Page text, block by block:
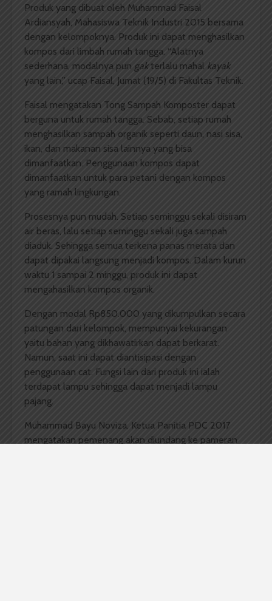
Produk yang dibuat oleh Muhammad Faisal
Ardiansyah, Mahasiswa Teknik Industri 2015 bersama
dengan kelompoknya. Produk ini dapat menghasilkan
kompos dari limbah rumah tangga. “Alatnya
sederhana, modalnya pun gakterlalu mahal kayak
yang lain,” ucap Faisal, Jumat (19/5) di Fakultas Teknik.
Faisal mengatakan Tong Sampah Komposter dapat
berguna untuk rumah tangga. Sebab, setiap rumah
menghasilkan sampah organik seperti daun, nasi sisa,
ikan, dan makanan sisa lainnya yang bisa
dimanfaatkan. Penggunaan kompos dapat
dimanfaatkan untuk para petani dengan kompos
yang ramah lingkungan.
Prosesnya pun mudah. Setiap seminggu sekali disiram
air beras, lalu setiap seminggu sekali juga sampah
diaduk. Sehingga semua terkena panas merata dan
dapat dipakai langsung menjadi kompos. Dalam kurun
waktu 1 sampai 2 minggu, produk ini dapat
mengahasilkan kompos organik.
Dengan modal Rp850.000 yang dikumpulkan secara
patungan dari kelompok, mempunyai kekurangan
yaitu bahan yang dikhawatirkan dapat berkarat.
Namun, saat ini dapat diantisipasi dengan
penggunaan cat. Fungsi lain dari produk ini ialah
terdapat lampu sehingga dapat menjadi lampu
pajang.
Muhammad Bayu Noviza, Ketua Panitia PDC 2017
mengatakan pemenang akan diundang ke pameran